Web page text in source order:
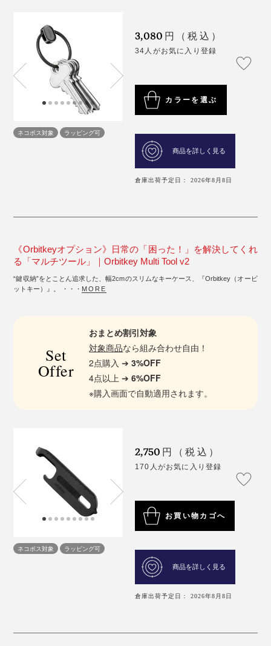
ネコポス対象 ラッピング可
3,080 円（税込）
34人がお気に入り登録
カラーを選ぶ
商品を詳しく見る
倉庫出荷予定日： 2026年8月8日
《Orbitkeyオプション》日常の「困った！」を解決してくれ
る「マルチツール」｜Orbitkey Multi Tool v2
“鍵収納”をとことん追求した、幅2cmのスリムなキーケース、『Orbitkey（オービ
ットキー）』。 ・・・ MORE
Set
Offer
おまとめ割引対象
対象商品なら組み合わせ自由！
2点購入 ➔3%OFF
4点以上 ➔6%OFF
※購入画面で自動適用されます。
ネコポス対象 ラッピング可
2,750 円（税込）
170人がお気に入り登録
お買い物カゴへ
商品を詳しく見る
倉庫出荷予定日： 2026年8月8日